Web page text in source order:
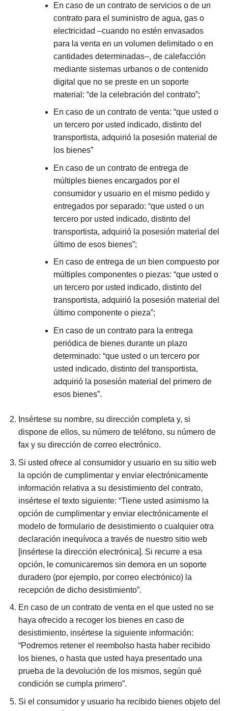
En caso de un contrato de servicios o de un
contrato para el suministro de agua, gas o
electricidad –cuando no estén envasados
para la venta en un volumen delimitado o en
cantidades determinadas–, de calefacción
mediante sistemas urbanos o de contenido
digital que no se preste en un soporte
material: “de la celebración del contrato”;
En caso de un contrato de venta: “que usted o
un tercero por usted indicado, distinto del
transportista, adquirió la posesión material de
los bienes”
En caso de un contrato de entrega de
múltiples bienes encargados por el
consumidor y usuario en el mismo pedido y
entregados por separado: “que usted o un
tercero por usted indicado, distinto del
transportista, adquirió la posesión material del
último de esos bienes”;
En caso de entrega de un bien compuesto por
múltiples componentes o piezas: “que usted o
un tercero por usted indicado, distinto del
transportista, adquirió la posesión material del
último componente o pieza”;
En caso de un contrato para la entrega
periódica de bienes durante un plazo
determinado: “que usted o un tercero por
usted indicado, distinto del transportista,
adquirió la posesión material del primero de
esos bienes”.
Insértese su nombre, su dirección completa y, si
dispone de ellos, su número de teléfono, su número de
fax y su dirección de correo electrónico.
Si usted ofrece al consumidor y usuario en su sitio web
la opción de cumplimentar y enviar electrónicamente
información relativa a su desistimiento del contrato,
insértese el texto siguiente: “Tiene usted asimismo la
opción de cumplimentar y enviar electrónicamente el
modelo de formulario de desistimiento o cualquier otra
declaración inequívoca a través de nuestro sitio web
[insértese la dirección electrónica]. Si recurre a esa
opción, le comunicaremos sin demora en un soporte
duradero (por ejemplo, por correo electrónico) la
recepción de dicho desistimiento”.
En caso de un contrato de venta en el que usted no se
haya ofrecido a recoger los bienes en caso de
desistimiento, insértese la siguiente información:
“Podremos retener el reembolso hasta haber recibido
los bienes, o hasta que usted haya presentado una
prueba de la devolución de los mismos, según qué
condición se cumpla primero”.
Si el consumidor y usuario ha recibido bienes objeto del